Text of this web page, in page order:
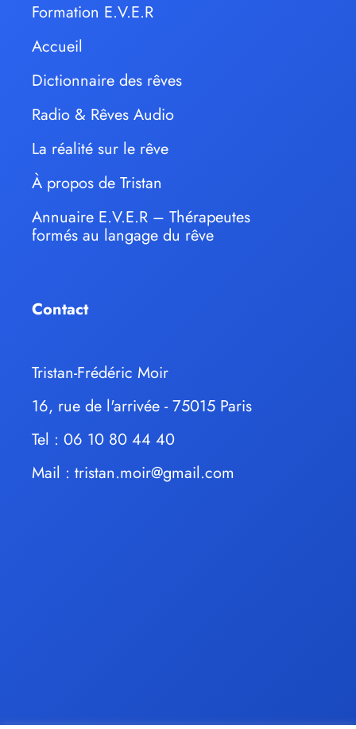
Formation E.V.E.R
Accueil
Dictionnaire des rêves
Radio & Rêves Audio
La réalité sur le rêve
À propos de Tristan
Annuaire E.V.E.R – Thérapeutes
formés au langage du rêve
Contact
Tristan-Frédéric Moir
16, rue de l'arrivée - 75015 Paris
Tel : 06 10 80 44 40
Mail : tristan.moir@gmail.com